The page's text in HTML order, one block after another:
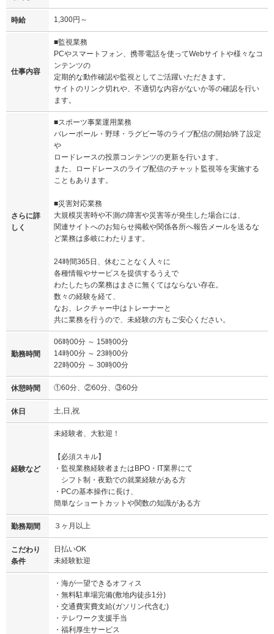
時給 1,300円～
仕事内容
■監視業務
PCやスマートフォン、携帯電話を使ってWebサイトや様々なコ
ンテンツの
定期的な動作確認や監視としてご活躍いただきます。
サイトのリンク切れや、不適切な内容がないか等の確認を行い
ます。
さらに詳
しく
■スポーツ事業運用業務
バレーボール・野球・ラグビー等のライブ配信の開始/終了設定
や
ロードレースの投票コンテンツの更新を行います。
また、ロードレースのライブ配信のチャット監視等を実施する
こともあります。
■災害対応業務
大規模災害時や不測の障害や災害等が発生した場合には、
関連サイトへのお知らせ掲載や関係各所へ報告メールを送るな
ど業務は多岐にわたります。
24時間365日、休むことなく人々に
各種情報やサービスを提供するうえで
わたしたちの業務はまさに無くてはならない存在。
数々の経験を経て、
なお、レクチャー中はトレーナーと
共に業務を行うので、未経験の方もご安心ください。
勤務時間
06時00分 ～ 15時00分
14時00分 ～ 23時00分
22時00分 ～ 30時00分
休憩時間 ①60分、②60分、③60分
休日 土,日,祝
経験など
未経験者、大歓迎！
【必須スキル】
・監視業務経験者またはBPO・IT業界にて
シフト制・夜勤での就業経験がある方
・PCの基本操作に長け、
簡単なショートカットや関数の知識がある方
勤務期間 ３ヶ月以上
こだわり
条件
日払いOK
未経験歓迎
・海が一望できるオフィス
・無料駐車場完備(敷地内徒歩1分)
・交通費実費支給(ガソリン代含む)
・テレワーク支援手当
・福利厚生サービス